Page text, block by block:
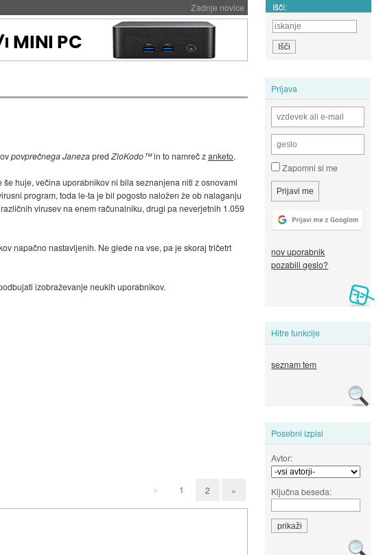
Zadnje novice Išči:
Prijava
Zapomni si me
nov uporabnik
pozabili geslo?
Hitre funkcije
seznam tem
Posebni izpisi
Avtor:
Ključna beseda:
povprečnega Janezapred ZloKodo™in to namreč zanketo.
še huje, večina uporabnikov ni bila seznanjena niti z osnovami
program, toda le-ta je bil pogosto naložen že ob nalaganju
virusev na enem računalniku, drugi pa neverjetnih 1.059
napačno nastavljenih. Ne glede na vse, pa je skoraj tričetrt
izobraževanje neukih uporabnikov.
« 1 2 »